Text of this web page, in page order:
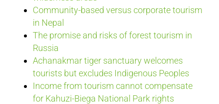
Community-based versus corporate tourism
in Nepal
The promise and risks of forest tourism in
Russia
Achanakmar tiger sanctuary welcomes
tourists but excludes Indigenous Peoples
Income from tourism cannot compensate
for Kahuzi-Biega National Park rights